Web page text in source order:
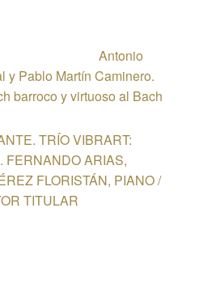
Antonio
y Pablo Martín Caminero.
barroco y virtuoso al Bach
TRÍO VIBRART:
FERNANDO ARIAS,
FLORISTÁN, PIANO /
TITULAR